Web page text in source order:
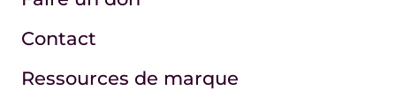
Contact
Ressources de marque